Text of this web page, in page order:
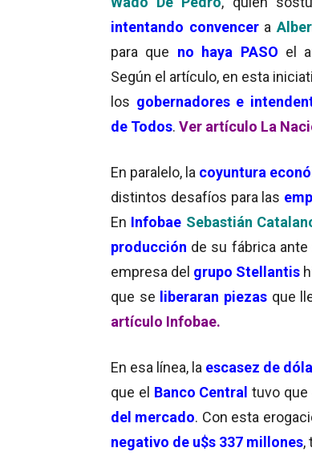
intentando convencer a
para que no haya PASO el
Según el artículo, en esta
los gobernadores e
de Todos. Ver artículo La
En paralelo, la coyuntura
distintos desafíos para las
En Infobae Sebastián
producción de su fábrica
empresa del grupo Stellantis
que se liberaran piezas que
artículo Infobae.
En esa línea, la escasez de
que el Banco Central tuvo que
del mercado. Con esta
negativo de u$s 337 millones,